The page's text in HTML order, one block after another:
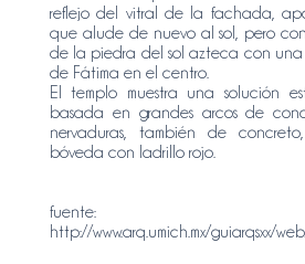
reflejo del vitral de la fachada,
que alude de nuevo al sol, pero con
de la piedra del sol azteca con una
de Fátima en el centro.
El templo muestra una solución
basada en grandes arcos de
nervaduras, también de
bóveda con ladrillo rojo.
fuente:
http://www.arq.umich.mx/guiarqsxx/